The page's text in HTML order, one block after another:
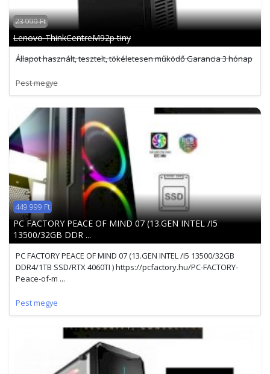
23 999 Ft
Lenovo ThinkCentreM92p tiny
Állapot használt, tesztelt, tökéletesen működő Garancia 3 hónap
Pest megye
449 999 Ft
PC FACTORY PEACE OF MIND 07 (13.GEN INTEL /I5
13500/32GB DDR ...
PC FACTORY PEACE OF MIND 07 (13.GEN INTEL /I5 13500/32GB
DDR4/1TB SSD/RTX 4060TI ) https://pcfactory.hu/PC-FACTORY-
Peace-of-m ...
Pest megye